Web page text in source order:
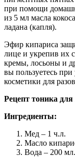
при помощи
из 5 мл масла
ладана (капля).
Эфир кипариса
лице и укрепив их
кремы, лосьоны и
вы пользуетесь
косметики для
Рецепт тоника
Ингредиенты:
Мед – 1 ч.л.
Масло
Вода – 200 мл.